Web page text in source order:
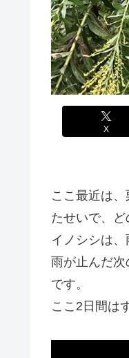
X
ここ最近は
たせいで、ど
イノシシは、
雨が止んだ
です。
ここ2日間は